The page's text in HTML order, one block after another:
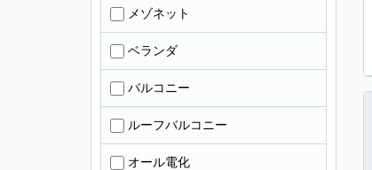
メゾネット
ベランダ
バルコニー
ルーフバルコニー
オール電化